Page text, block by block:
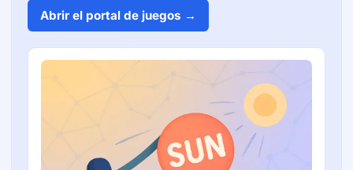
Abrir el portal de juegos →